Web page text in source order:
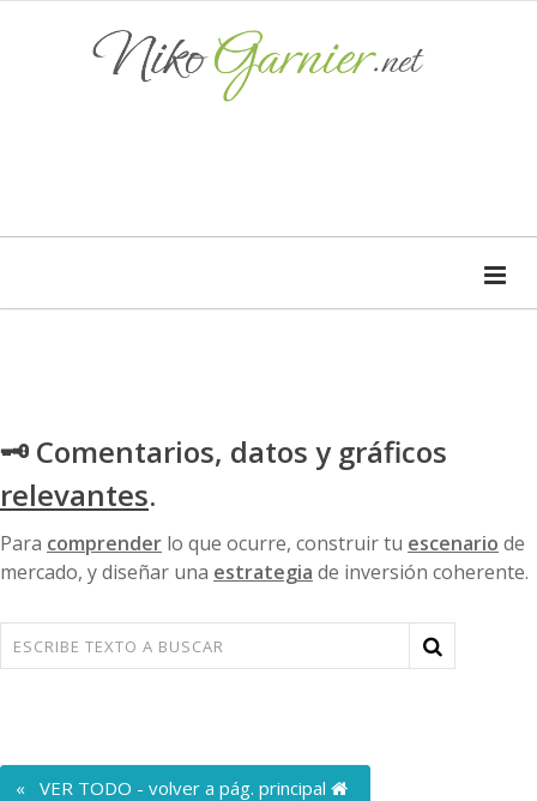
🗝 Comentarios, datos y gráficos
relevantes.
Para comprender lo que ocurre, construir tu escenario de
mercado, y diseñar una estrategia de inversión coherente.
« VER TODO - volver a pág. principal